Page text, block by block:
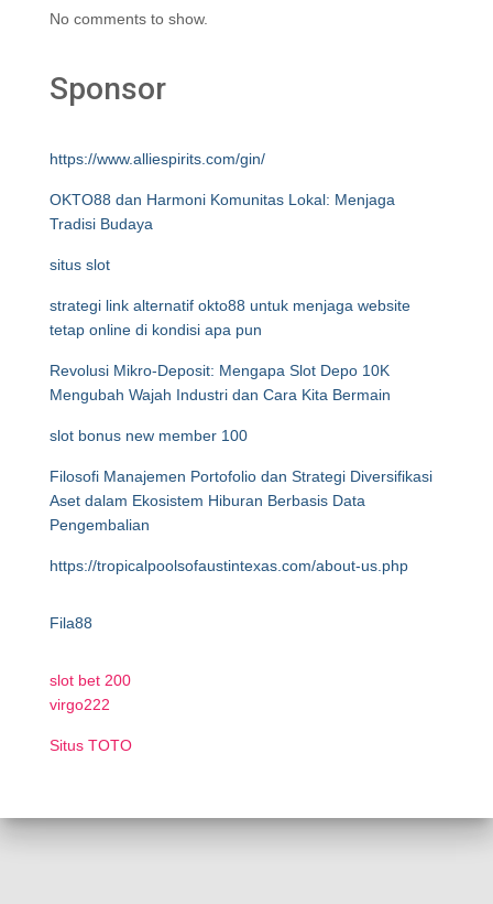
No comments to show.
Sponsor
https://www.alliespirits.com/gin/
OKTO88 dan Harmoni Komunitas Lokal: Menjaga
Tradisi Budaya
situs slot
strategi link alternatif okto88 untuk menjaga website
tetap online di kondisi apa pun
Revolusi Mikro-Deposit: Mengapa Slot Depo 10K
Mengubah Wajah Industri dan Cara Kita Bermain
slot bonus new member 100
Filosofi Manajemen Portofolio dan Strategi Diversifikasi
Aset dalam Ekosistem Hiburan Berbasis Data
Pengembalian
https://tropicalpoolsofaustintexas.com/about-us.php
Fila88
slot bet 200
virgo222
Situs TOTO